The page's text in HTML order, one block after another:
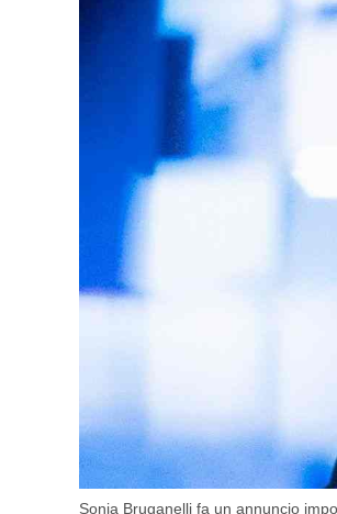
Sonia Bruganelli fa un annuncio